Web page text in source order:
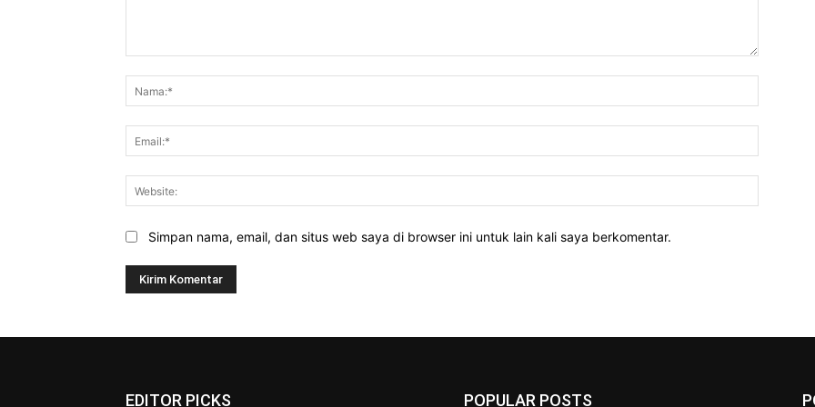
Simpan nama, email, dan situs web saya di browser ini untuk lain kali saya berkomentar.
EDITOR PICKS POPULAR POSTS